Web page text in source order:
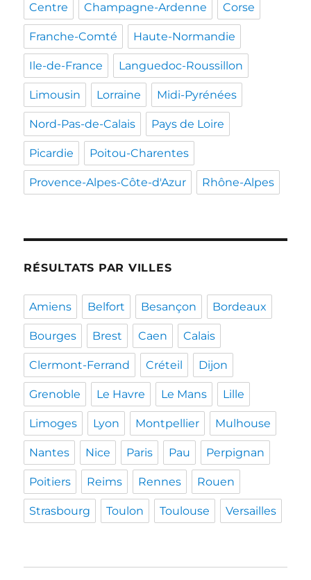
Centre Champagne-Ardenne Corse
Franche-Comté Haute-Normandie
Ile-de-France Languedoc-Roussillon
Limousin Lorraine Midi-Pyrénées
Nord-Pas-de-Calais Pays de Loire
Picardie Poitou-Charentes
Provence-Alpes-Côte-d'Azur Rhône-Alpes
RÉSULTATS PAR VILLES
Amiens Belfort Besançon Bordeaux
Bourges Brest Caen Calais
Clermont-Ferrand Créteil Dijon
Grenoble Le Havre Le Mans Lille
Limoges Lyon Montpellier Mulhouse
Nantes Nice Paris Pau Perpignan
Poitiers Reims Rennes Rouen
Strasbourg Toulon Toulouse Versailles